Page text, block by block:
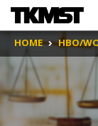
HOME HBO/